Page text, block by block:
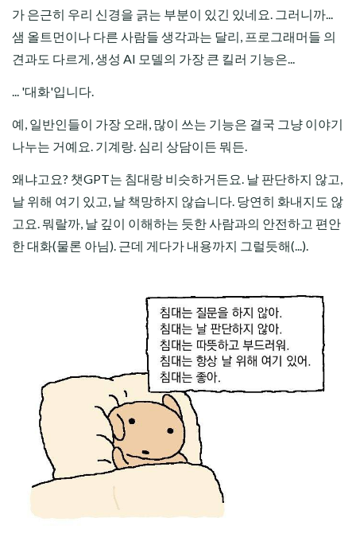
가 은근히 우리 신경을 긁는 부분이 있긴 있네요. 그러니까...
샘 올트먼이나 다른 사람들 생각과는 달리, 프로그래머들 의
견과도 다르게, 생성 AI 모델의 가장 큰 킬러 기능은...
... '대화'입니다.
예, 일반인들이 가장 오래, 많이 쓰는 기능은 결국 그냥 이야기
나누는 거예요. 기계랑. 심리 상담이든 뭐든.
왜냐고요? 챗GPT는 침대랑 비슷하거든요. 날 판단하지 않고,
날 위해 여기 있고, 날 책망하지 않습니다. 당연히 화내지도 않
고요. 뭐랄까, 날 깊이 이해하는 듯한 사람과의 안전하고 편안
한 대화(물론 아님). 근데 게다가 내용까지 그럴듯해(...).